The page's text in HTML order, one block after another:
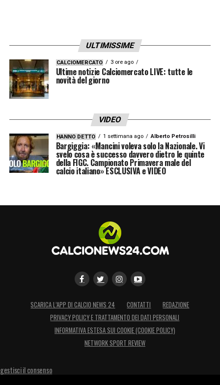
Visualizza questo post su Instagram
BIANCO + NERI ⚪️⚫️💪🏻💪🏿 #NoToRacism
LA PLAYLIST DELLE NOSTRE TOP NEWS
ULTIMISSIME
CALCIOMERCATO 3 ore ago
Ultime notizie Calciomercato LIVE: tutte le
novità del giorno
VIDEO
HANNO DETTO 1 settimana ago Alberto Petrosilli
Bargiggia: «Mancini voleva solo la Nazionale. Vi
svelo cosa è successo davvero dietro le quinte
della FIGC. Campionato Primavera male del
calcio italiano» ESCLUSIVA e VIDEO
SCARICA L’APP DI CALCIO NEWS 24 CONTATTI
REDAZIONE
PRIVACY POLICY E TRATTAMENTO DEI DATI PERSONALI
INFORMATIVA ESTESA SUI COOKIE (COOKIE POLICY)
NETWORK SPORT REVIEW
gestisci il consenso